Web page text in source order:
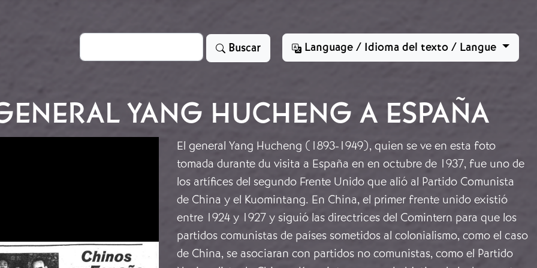
Search Buscar Language / Idioma del texto / Langue
YANG HUCHENG A ESPAÑA
El general Yang Hucheng (1893-1949), quien se ve en esta foto
tomada durante du visita a España en en octubre de 1937, fue uno de
los artífices del segundo Frente Unido que alió al Partido Comunista
de China y el Kuomintang. En China, el primer frente unido existió
entre 1924 y 1927 y siguió las directrices del Comintern para que los
partidos comunistas de países sometidos al colonialismo, como el caso
de China, se asociaran con partidos no comunistas, como el Partido